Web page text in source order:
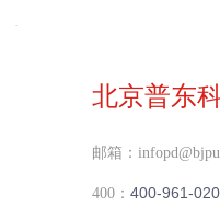
北京普东
邮箱：
400：400-961-